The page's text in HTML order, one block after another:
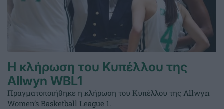
Η κλήρωση του Κυπέλλου της
Allwyn WBL1
Πραγματοποιήθηκε η κλήρωση του Κυπέλλου της Allwyn
Women’s Basketball League 1.